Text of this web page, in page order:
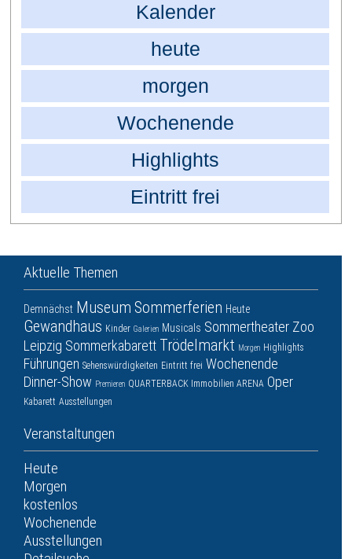
Kalender
heute
morgen
Wochenende
Highlights
Eintritt frei
Aktuelle Themen
Demnächst Museum Sommerferien Heute
Gewandhaus Kinder Galerien Musicals Sommertheater Zoo
Leipzig Sommerkabarett Trödelmarkt Morgen Highlights
Führungen Sehenswürdigkeiten Eintritt frei Wochenende
Dinner-Show Premieren QUARTERBACK Immobilien ARENA Oper
Kabarett Ausstellungen
Veranstaltungen
Heute
Morgen
kostenlos
Wochenende
Ausstellungen